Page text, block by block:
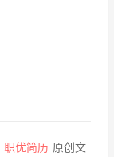
职优简历 原创文